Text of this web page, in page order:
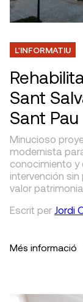
L'INFORMATIU
Sant
Sant Pau
Minucioso
modernista
conocimiento y
intervención
valor
Escrit per Jordi
Més informació